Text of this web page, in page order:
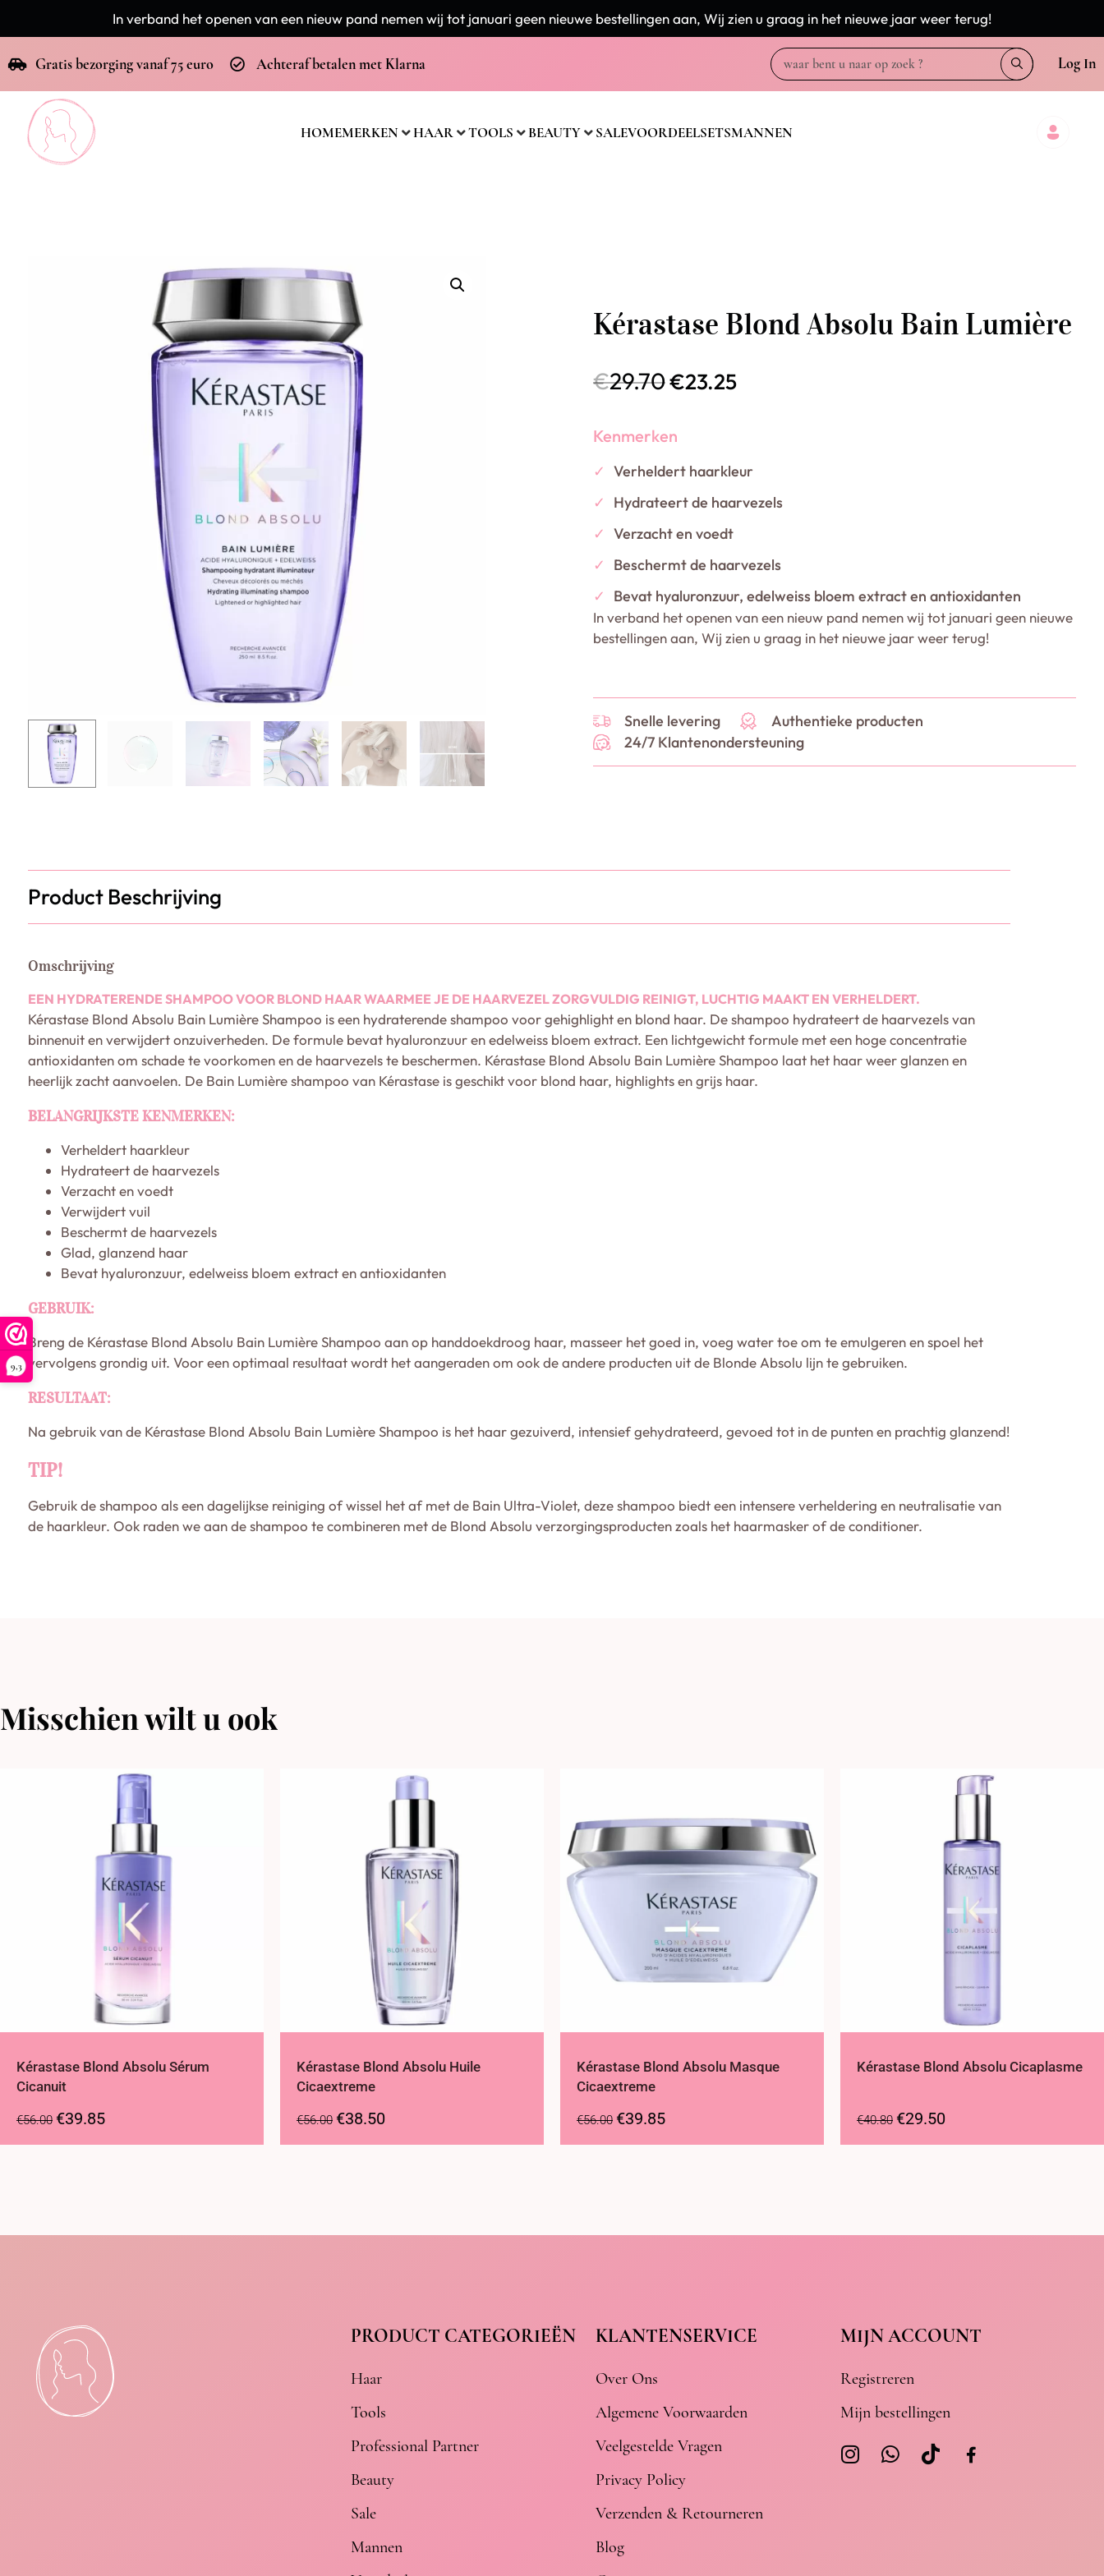
9,3
In verband het openen van een nieuw pand nemen wij tot januari geen nieuwe bestellingen aan, Wij zien u graag in het nieuwe jaar weer terug!
Gratis bezorging vanaf 75 euro Achteraf betalen met Klarna Log In
HOMEMERKEN HAAR TOOLS BEAUTY SALEVOORDEELSETSMANNEN
Kérastase Blond Absolu Bain Lumière
€29.70€23.25
Kenmerken
✓ Verheldert haarkleur
✓
Hydrateert de haarvezels
✓ Verzacht en voedt
✓
Beschermt de haarvezels
✓
Bevat hyaluronzuur, edelweiss bloem extract en antioxidanten
In verband het openen van een nieuw pand nemen wij tot januari geen nieuwe
bestellingen aan, Wij zien u graag in het nieuwe jaar weer terug!
Snelle levering
Authentieke producten
24/7 Klantenondersteuning
Product Beschrijving
Omschrijving
EEN HYDRATERENDE SHAMPOO VOOR BLOND HAAR WAARMEE JE DE HAARVEZEL ZORGVULDIG REINIGT, LUCHTIG MAAKT EN VERHELDERT.
Kérastase Blond Absolu Bain Lumière Shampoo is een hydraterende shampoo voor gehighlight en blond haar. De shampoo hydrateert de haarvezels van
binnenuit en verwijdert onzuiverheden. De formule bevat hyaluronzuur en edelweiss bloem extract. Een lichtgewicht formule met een hoge concentratie
antioxidanten om schade te voorkomen en de haarvezels te beschermen. Kérastase Blond Absolu Bain Lumière Shampoo laat het haar weer glanzen en
heerlijk zacht aanvoelen. De Bain Lumière shampoo van Kérastase is geschikt voor blond haar, highlights en grijs haar.
BELANGRIJKSTE KENMERKEN:
Verheldert haarkleur
Hydrateert de haarvezels
Verzacht en voedt
Verwijdert vuil
Beschermt de haarvezels
Glad, glanzend haar
Bevat hyaluronzuur, edelweiss bloem extract en antioxidanten
GEBRUIK:
Breng de Kérastase Blond Absolu Bain Lumière Shampoo aan op handdoekdroog haar, masseer het goed in, voeg water toe om te emulgeren en spoel het
vervolgens grondig uit. Voor een optimaal resultaat wordt het aangeraden om ook de andere producten uit de Blonde Absolu lijn te gebruiken.
RESULTAAT:
Na gebruik van de Kérastase Blond Absolu Bain Lumière Shampoo is het haar gezuiverd, intensief gehydrateerd, gevoed tot in de punten en prachtig glanzend!
TIP!
Gebruik de shampoo als een dagelijkse reiniging of wissel het af met de Bain Ultra-Violet, deze shampoo biedt een intensere verheldering en neutralisatie van
de haarkleur. Ook raden we aan de shampoo te combineren met de Blond Absolu verzorgingsproducten zoals het haarmasker of de conditioner.
Misschien wilt u ook
Kérastase Blond Absolu Sérum
Cicanuit
€56.00 €39.85
Kérastase Blond Absolu Huile
Cicaextreme
€56.00 €38.50
Kérastase Blond Absolu Masque
Cicaextreme
€56.00 €39.85
Kérastase Blond Absolu Cicaplasme
€40.80 €29.50
PRODUCT CATEGORIEËN
Haar
Tools
Professional Partner
Beauty
Sale
Mannen
KLANTENSERVICE
Over Ons
Algemene Voorwaarden
Veelgestelde Vragen
Privacy Policy
Verzenden & Retourneren
Blog
MIJN ACCOUNT
Registreren
Mijn bestellingen